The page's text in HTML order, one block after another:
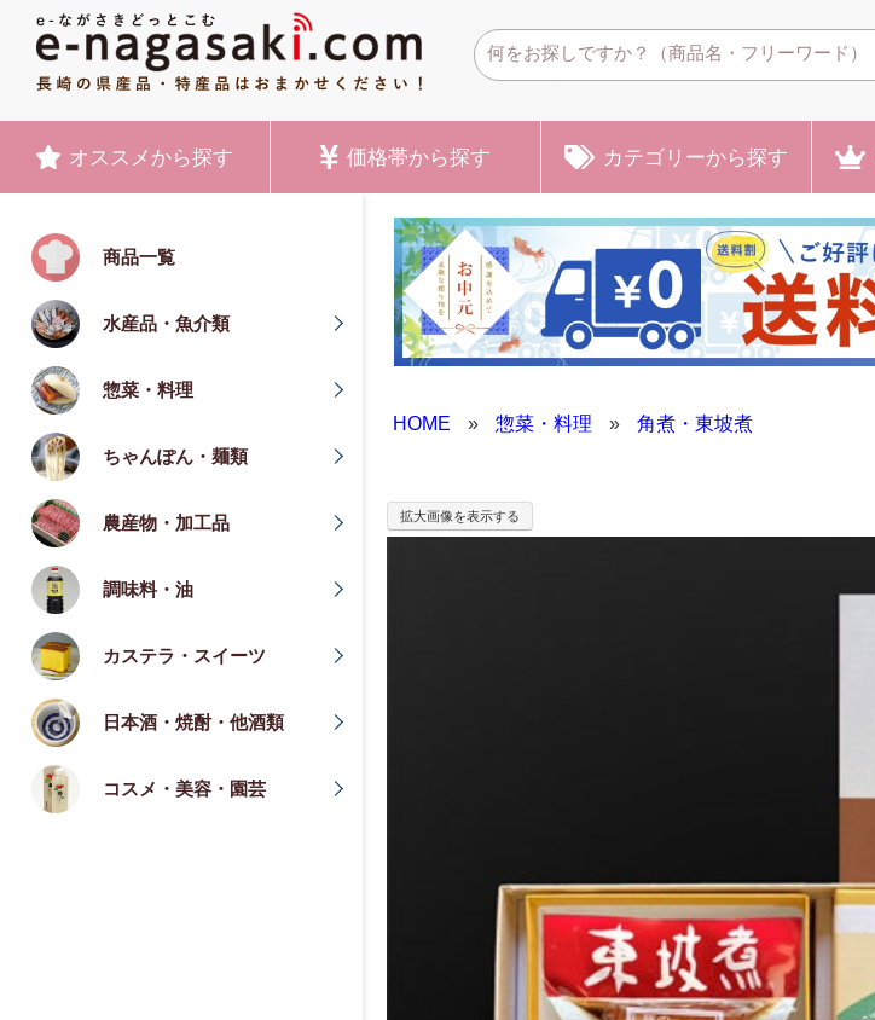
オススメ から探す 価格帯から探す カテゴリーから探す
商品一覧
水産品・魚介類
惣菜・料理
ちゃんぽん・麺類
農産物・加工品
調味料・油
カステラ・スイーツ
日本酒・焼酎・他酒類
コスメ・美容・園芸
HOME » 惣菜・料理 » 角煮・東坡煮
拡大画像を表示する